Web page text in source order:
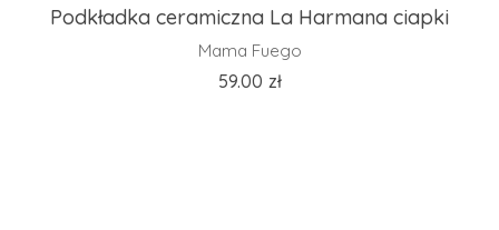
Podkładka ceramiczna La Harmana ciapki
Mama Fuego
59.00 zł